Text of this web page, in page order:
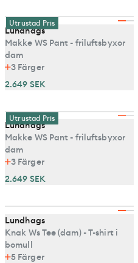
Utrustad Pris
Lundhags
Makke WS Pant - friluftsbyxor
dam
3 Färger
2.649 SEK
Utrustad Pris
Lundhags
Makke WS Pant - friluftsbyxor
dam
3 Färger
2.649 SEK
Lundhags
Knak Ws Tee (dam) - T-shirt i
bomull
5 Färger